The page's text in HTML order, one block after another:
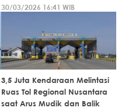
30/03/2026 16:41 WIB
3,5 Juta Kendaraan Melintasi
Ruas Tol Regional Nusantara
saat Arus Mudik dan Balik